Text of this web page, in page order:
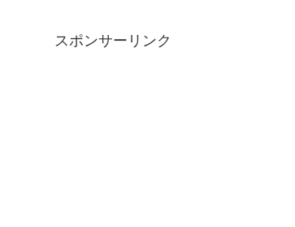
スポンサーリンク